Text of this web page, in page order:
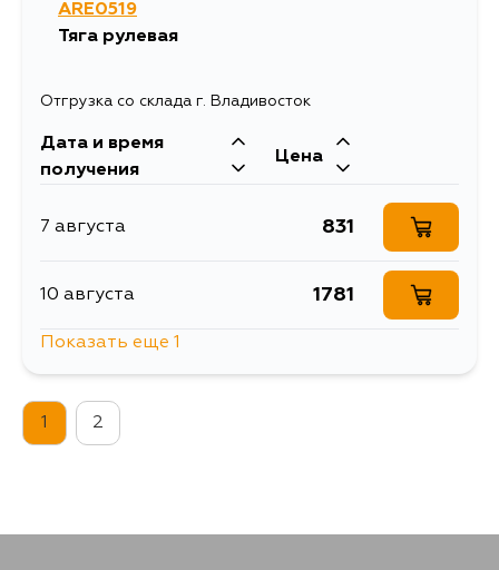
ARE0519
Тяга рулевая
Отгрузка со склада г. Владивосток
Дата и время
получения
Цена
7 августа 831
10 августа 1781
Показать еще 1
1 2